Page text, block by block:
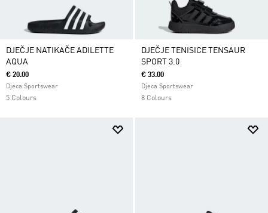
DJEČJE NATIKAČE ADILETTE
AQUA
€ 20.00
Djeca Sportswear
5 Colours
DJEČJE TENISICE TENSAUR
SPORT 3.0
€ 33.00
Djeca Sportswear
8 Colours